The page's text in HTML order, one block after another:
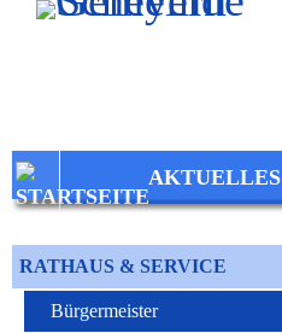
Zum Inhalt,zur Navigationoder
AKTUELLES
RATHAUS & SERVICE
Bürgermeister